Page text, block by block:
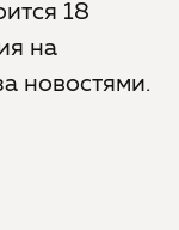
18
на
новостями.